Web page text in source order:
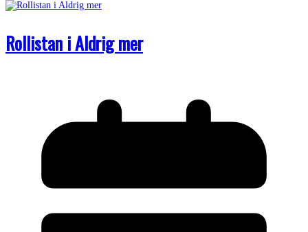
Rollistan i Aldrig mer